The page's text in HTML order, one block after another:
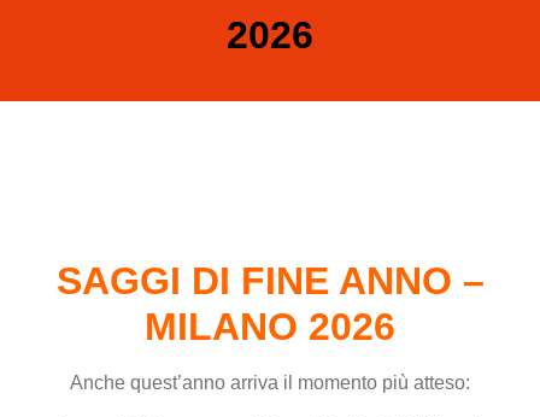
2026
SAGGI DI FINE ANNO –
MILANO 2026
Anche quest’anno arriva il momento più atteso: